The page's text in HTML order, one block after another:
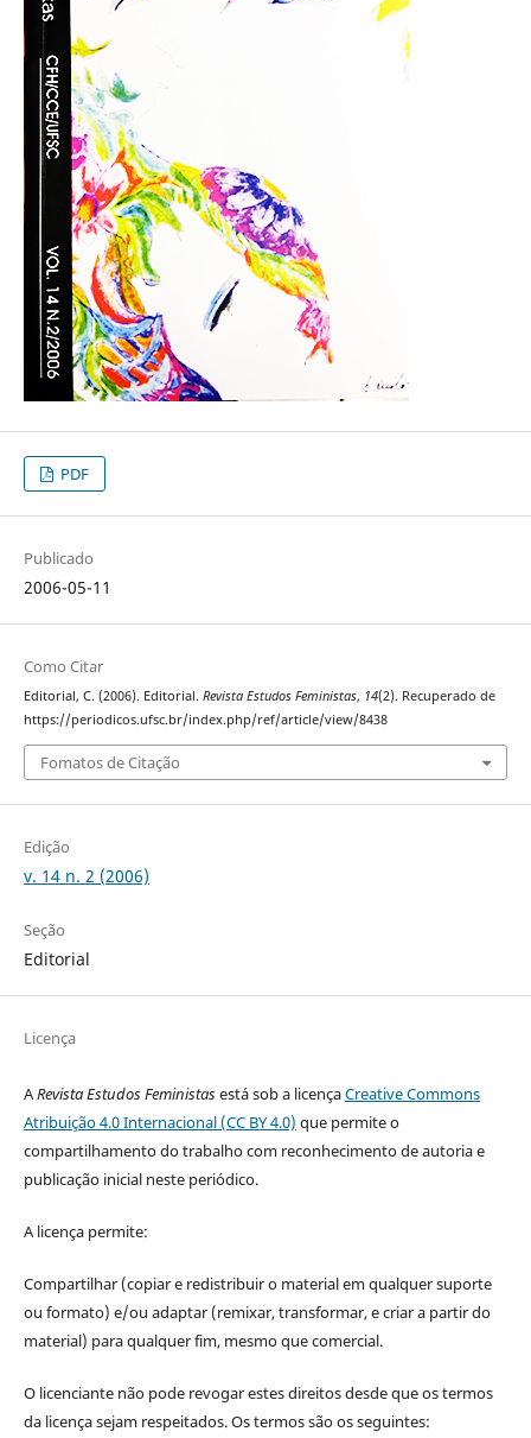
PDF
Publicado
2006-05-11
Como Citar
Editorial, C. (2006). Editorial. Revista Estudos Feministas, 14(2). Recuperado de
https://periodicos.ufsc.br/index.php/ref/article/view/8438
Fomatos de Citação
Edição
v. 14 n. 2 (2006)
Seção
Editorial
Licença
ARevista Estudos Feministasestá sob a licençaCreative Commons
Atribuição 4.0 Internacional (CC BY 4.0) que permite o
compartilhamento do trabalho com reconhecimento de autoria e
publicação inicial neste periódico.
A licença permite:
Compartilhar (copiar e redistribuir o material em qualquer suporte
ou formato) e/ou adaptar (remixar, transformar, e criar a partir do
material) para qualquer fim, mesmo que comercial.
O licenciante não pode revogar estes direitos desde que os termos
da licença sejam respeitados. Os termos são os seguintes: